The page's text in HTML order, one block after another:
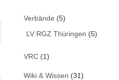
Verbände (5)
LV RGZ Thüringen (5)
VRC (1)
Wiki & Wissen (31)